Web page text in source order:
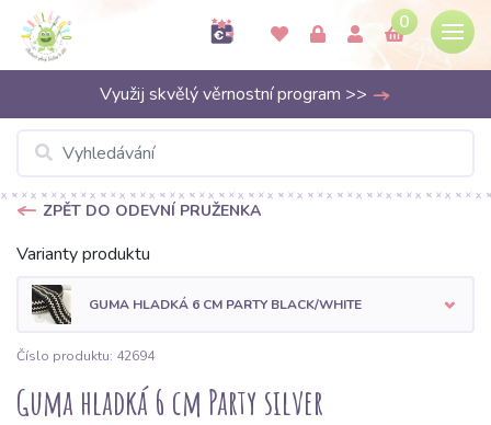
0
Využij skvělý věrnostní program >>
ZPĚT DO ODEVNÍ PRUŽENKA
Varianty produktu
GUMA HLADKÁ 6 CM PARTY BLACK/WHITE
Číslo produktu: 42694
Guma hladká 6 cm Party silver